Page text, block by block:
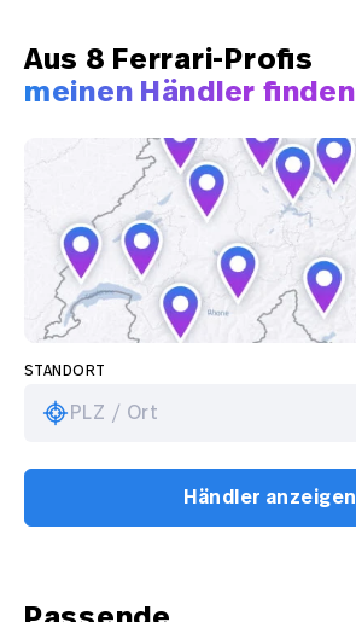
Aus 8 Ferrari-Profis
meinen Händler finden
STANDORT
PLZ / Ort
Händler anzeigen